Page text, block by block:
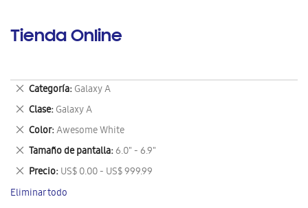
Tienda Online
Categoría Galaxy A
Eliminar
este
artículo
Clase Galaxy A
Eliminar
este
artículo
Color Awesome White
Eliminar
este
artículo
Tamaño de pantalla 6.0" - 6.9"
Eliminar
este
artículo
Precio US$ 0.00 - US$ 999.99
Eliminar
este
artículo
Eliminar todo